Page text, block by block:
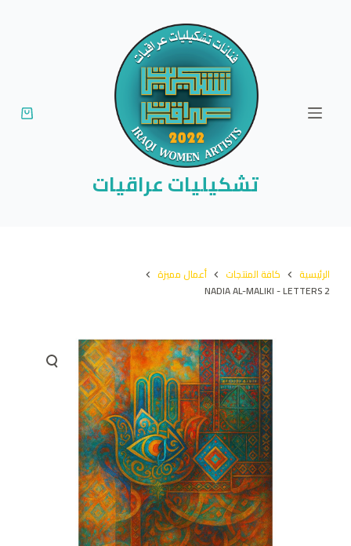
تشكيليات عراقيات
الرئيسية كافة المنتجات
أعمال مميزة
NADIA AL-MALIKI - LETTERS 2